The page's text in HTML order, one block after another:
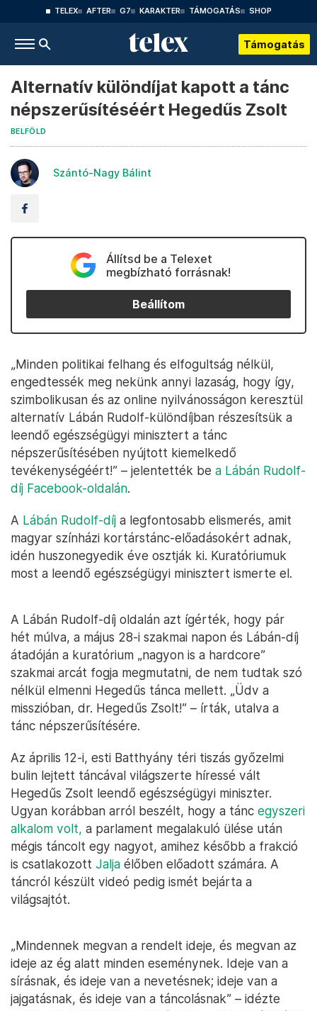
TELEX AFTER G7 KARAKTER TÁMOGATÁS SHOP
Támogatás
Alternatív különdíjat kapott a tánc
népszerűsítéséért Hegedűs Zsolt
BELFÖLD
Szántó-Nagy Bálint
Állítsd be a Telexet
megbízható forrásnak!
Beállítom
„Minden politikai felhang és elfogultság nélkül,
engedtessék meg nekünk annyi lazaság, hogy így,
szimbolikusan és az online nyilvánosságon keresztül
alternatív Lábán Rudolf-különdíjban részesítsük a
leendő egészségügyi minisztert a tánc
népszerűsítésében nyújtott kiemelkedő
tevékenységéért!” – jelentették be a Lábán Rudolf-
díj Facebook-oldalán.
A Lábán Rudolf-díj a legfontosabb elismerés, amit
magyar színházi kortárstánc-előadásokért adnak,
idén huszonegyedik éve osztják ki. Kuratóriumuk
most a leendő egészségügyi minisztert ismerte el.
A Lábán Rudolf-díj oldalán azt ígérték, hogy pár
hét múlva, a május 28-i szakmai napon és Lábán-díj
átadóján a kuratórium „nagyon is a hardcore”
szakmai arcát fogja megmutatni, de nem tudtak szó
nélkül elmenni Hegedűs tánca mellett. „Üdv a
misszióban, dr. Hegedűs Zsolt!” – írták, utalva a
tánc népszerűsítésére.
Az április 12-i, esti Batthyány téri tiszás győzelmi
bulin lejtett táncával világszerte híressé vált
Hegedűs Zsolt leendő egészségügyi miniszter.
Ugyan korábban arról beszélt, hogy a tánc egyszeri
alkalom volt, a parlament megalakuló ülése után
mégis táncolt egy nagyot, amihez később a frakció
is csatlakozott Jalja élőben előadott számára. A
táncról készült videó pedig ismét bejárta a
világsajtót.
„Mindennek megvan a rendelt ideje, és megvan az
ideje az ég alatt minden eseménynek. Ideje van a
sírásnak, és ideje van a nevetésnek; ideje van a
jajgatásnak, és ideje van a táncolásnak” – idézte